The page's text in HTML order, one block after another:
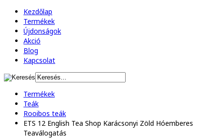
Kezdőlap
Termékek
Újdonságok
Akció
Blog
Kapcsolat
Termékek
Teák
Rooibos teák
ETS 12 English Tea Shop Karácsonyi Zöld Hóemberes
Teaválogatás